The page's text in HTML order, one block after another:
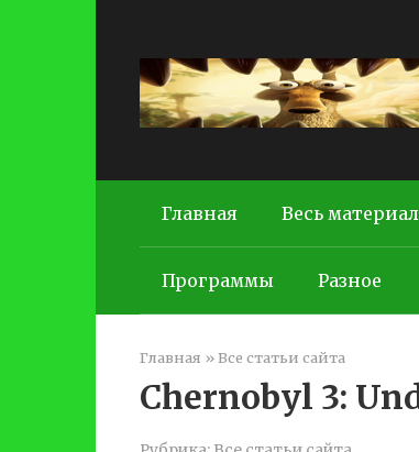
Главная Весь
Программы Разное
Главная »Все статьи сайта
Chernobyl 3: